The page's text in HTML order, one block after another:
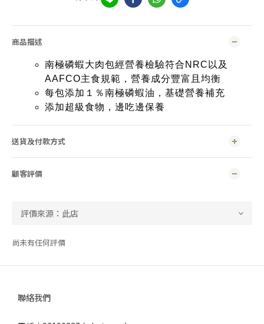
商品描述
南極磷蝦大肉包經營養檢驗符合NRC以及
AAFCO主食規範，營養成分豐富且均衡
每包添加１％南極磷蝦油，基礎營養補充
添加超級食物，邊吃邊保養
送貨及付款方式
顧客評價
尚未有任何評價
聯絡我們